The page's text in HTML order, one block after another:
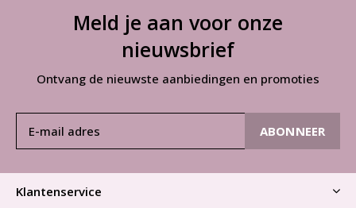
Meld je aan voor onze
nieuwsbrief
Ontvang de nieuwste aanbiedingen en promoties
ABONNEER
Klantenservice